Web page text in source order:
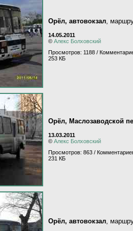
Орёл, автовокзал,
14.05.2011
© Алекс Болховский
Просмотров: 1188 /
253 КБ
Орёл, Маслозаводской
13.03.2011
© Алекс Болховский
Просмотров: 863 /
231 КБ
Орёл, автовокзал,